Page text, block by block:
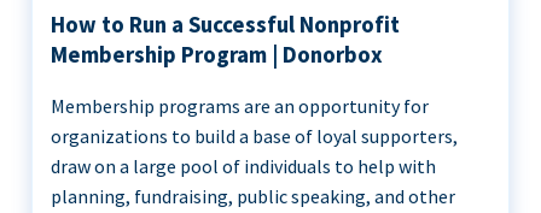
How to Run a Successful Nonprofit
Membership Program | Donorbox
Membership programs are an opportunity for
organizations to build a base of loyal supporters,
draw on a large pool of individuals to help with
planning, fundraising, public speaking, and other